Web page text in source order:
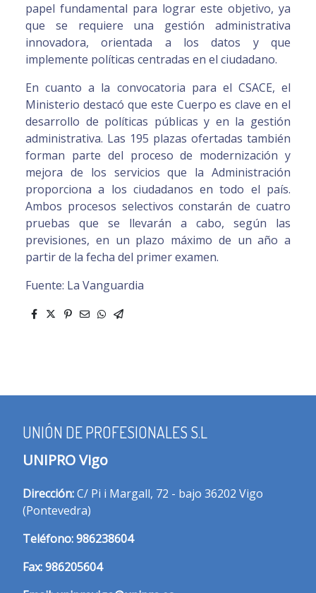
papel fundamental para lograr este objetivo, ya
que se requiere una gestión administrativa
innovadora, orientada a los datos y que
implemente políticas centradas en el ciudadano.
En cuanto a la convocatoria para el CSACE, el
Ministerio destacó que este Cuerpo es clave en el
desarrollo de políticas públicas y en la gestión
administrativa. Las 195 plazas ofertadas también
forman parte del proceso de modernización y
mejora de los servicios que la Administración
proporciona a los ciudadanos en todo el país.
Ambos procesos selectivos constarán de cuatro
pruebas que se llevarán a cabo, según las
previsiones, en un plazo máximo de un año a
partir de la fecha del primer examen.
Fuente: La Vanguardia
UNIÓN DE PROFESIONALES S.L
UNIPRO Vigo
Dirección:C/ Pi i Margall, 72 - bajo 36202 Vigo
(Pontevedra)
Teléfono:986238604
Fax:986205604